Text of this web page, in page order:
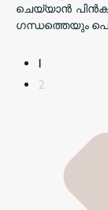
ചെയ്യാൻ
ഗന്ധത്തെയും
1
2